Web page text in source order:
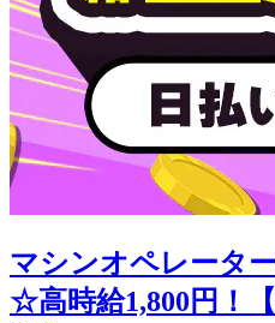
マシンオペレータ
☆高時給1,800円！